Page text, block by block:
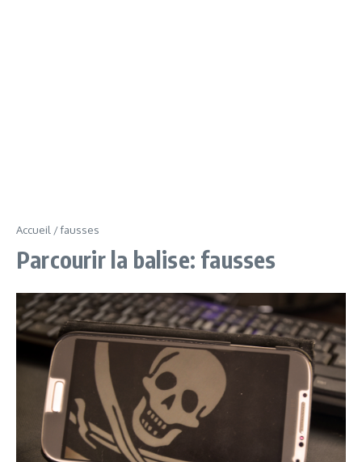
Accueil /fausses
Parcourir la balise: fausses